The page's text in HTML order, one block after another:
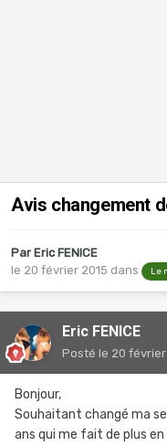
Avis changement
Par Eric FENICE
le 20 février 2015 dans Le
Eric FENICE
Posté le 20 février
Bonjour,
Souhaitant changé ma
ans qui me fait de plus